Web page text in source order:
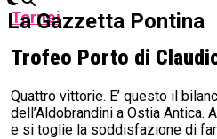
La Gazzetta Pontina
Tornei
Trofeo Porto di
Quattro vittorie. E’ questo il
dell’Aldobrandini a Ostia
e si toglie la soddisfazione di